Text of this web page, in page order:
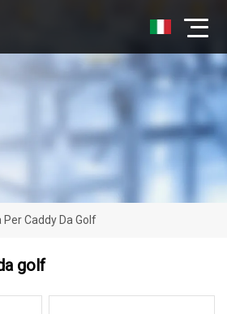
Per Caddy Da Golf
golf